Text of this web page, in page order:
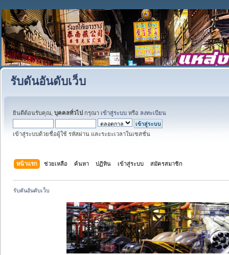
รับดันอันดับเว็บ
ยินดีต้อนรับคุณ, บุคคลทั่วไป กรุณา เข้าสู่ระบบ หรือ ลงทะเบียน
เข้าสู่ระบบด้วยชื่อผู้ใช้ รหัสผ่าน และระยะเวลาในเซสชั่น
หน้าแรก ช่วยเหลือ ค้นหา ปฏิทิน เข้าสู่ระบบ สมัครสมาชิก
รับดันอันดับเว็บ